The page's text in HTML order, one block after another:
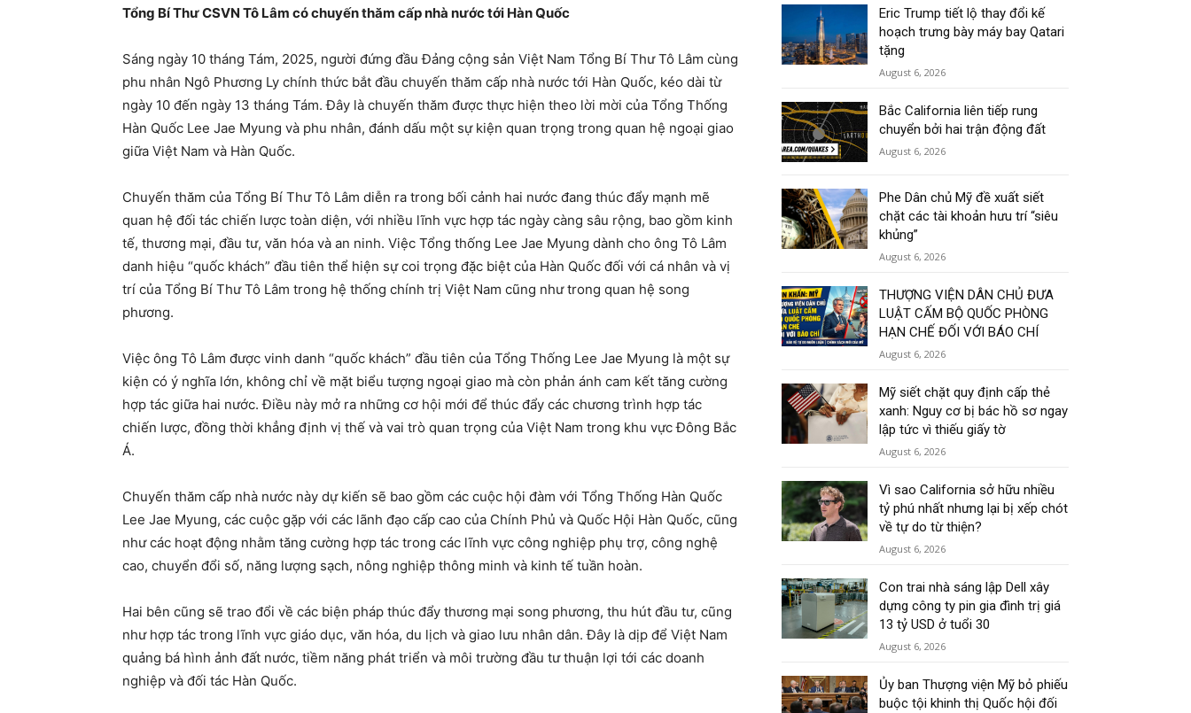
Tổng Bí Thư CSVN Tô Lâm có chuyến thăm cấp nhà nước tới Hàn Quốc
Sáng ngày 10 tháng Tám, 2025, người đứng đầu Đảng cộng sản Việt Nam Tổng Bí Thư Tô Lâm cùng
phu nhân Ngô Phương Ly chính thức bắt đầu chuyến thăm cấp nhà nước tới Hàn Quốc, kéo dài từ
ngày 10 đến ngày 13 tháng Tám. Đây là chuyến thăm được thực hiện theo lời mời của Tổng Thống
Hàn Quốc Lee Jae Myung và phu nhân, đánh dấu một sự kiện quan trọng trong quan hệ ngoại giao
giữa Việt Nam và Hàn Quốc.
Chuyến thăm của Tổng Bí Thư Tô Lâm diễn ra trong bối cảnh hai nước đang thúc đẩy mạnh mẽ
quan hệ đối tác chiến lược toàn diện, với nhiều lĩnh vực hợp tác ngày càng sâu rộng, bao gồm kinh
tế, thương mại, đầu tư, văn hóa và an ninh. Việc Tổng thống Lee Jae Myung dành cho ông Tô Lâm
danh hiệu “quốc khách” đầu tiên thể hiện sự coi trọng đặc biệt của Hàn Quốc đối với cá nhân và vị
trí của Tổng Bí Thư Tô Lâm trong hệ thống chính trị Việt Nam cũng như trong quan hệ song
phương.
Việc ông Tô Lâm được vinh danh “quốc khách” đầu tiên của Tổng Thống Lee Jae Myung là một sự
kiện có ý nghĩa lớn, không chỉ về mặt biểu tượng ngoại giao mà còn phản ánh cam kết tăng cường
hợp tác giữa hai nước. Điều này mở ra những cơ hội mới để thúc đẩy các chương trình hợp tác
chiến lược, đồng thời khẳng định vị thế và vai trò quan trọng của Việt Nam trong khu vực Đông Bắc
Á.
Chuyến thăm cấp nhà nước này dự kiến sẽ bao gồm các cuộc hội đàm với Tổng Thống Hàn Quốc
Lee Jae Myung, các cuộc gặp với các lãnh đạo cấp cao của Chính Phủ và Quốc Hội Hàn Quốc, cũng
như các hoạt động nhằm tăng cường hợp tác trong các lĩnh vực công nghiệp phụ trợ, công nghệ
cao, chuyển đổi số, năng lượng sạch, nông nghiệp thông minh và kinh tế tuần hoàn.
Hai bên cũng sẽ trao đổi về các biện pháp thúc đẩy thương mại song phương, thu hút đầu tư, cũng
như hợp tác trong lĩnh vực giáo dục, văn hóa, du lịch và giao lưu nhân dân. Đây là dịp để Việt Nam
quảng bá hình ảnh đất nước, tiềm năng phát triển và môi trường đầu tư thuận lợi tới các doanh
nghiệp và đối tác Hàn Quốc.
Eric Trump tiết lộ thay đổi kế
hoạch trưng bày máy bay Qatari
tặng
August 6, 2026
Bắc California liên tiếp rung
chuyển bởi hai trận động đất
August 6, 2026
Phe Dân chủ Mỹ đề xuất siết
chặt các tài khoản hưu trí “siêu
khủng”
August 6, 2026
THƯỢNG VIỆN DÂN CHỦ ĐƯA
LUẬT CẤM BỘ QUỐC PHÒNG
HẠN CHẾ ĐỐI VỚI BÁO CHÍ
August 6, 2026
Mỹ siết chặt quy định cấp thẻ
xanh: Nguy cơ bị bác hồ sơ ngay
lập tức vì thiếu giấy tờ
August 6, 2026
Vì sao California sở hữu nhiều
tỷ phú nhất nhưng lại bị xếp chót
về tự do từ thiện?
August 6, 2026
Con trai nhà sáng lập Dell xây
dựng công ty pin gia đình trị giá
13 tỷ USD ở tuổi 30
August 6, 2026
Ủy ban Thượng viện Mỹ bỏ phiếu
buộc tội khinh thị Quốc hội đối